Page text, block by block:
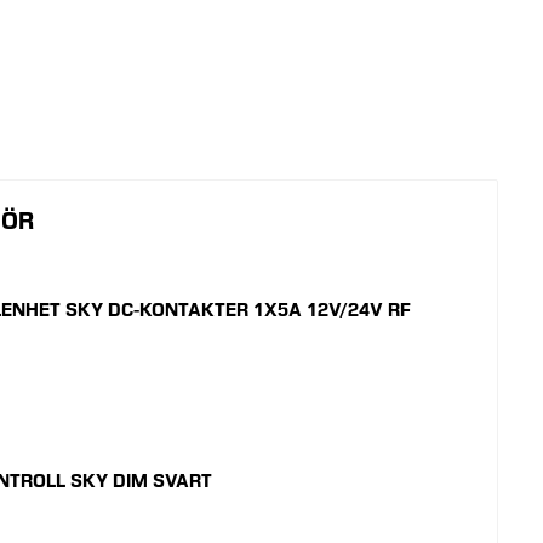
SKY DC-KONTAKTER 1X5A 12V/24V RF
SKY DIM SVART